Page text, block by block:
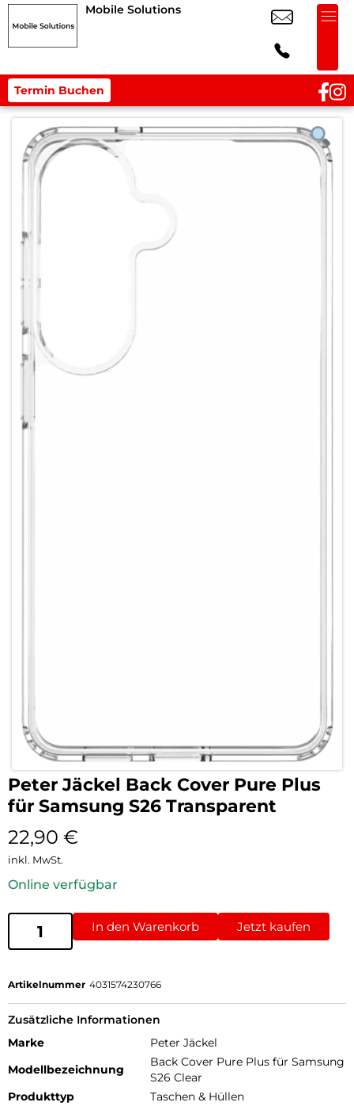
Mobile Solutions
Termin Buchen
Peter Jäckel Back Cover Pure Plus
für Samsung S26 Transparent
22,90 €
inkl. MwSt.
Online verfügbar
In den Warenkorb Jetzt kaufen
Artikelnummer 4031574230766
Zusätzliche Informationen
Marke
Peter Jäckel
Modellbezeichnung
Back Cover Pure Plus für Samsung
S26 Clear
Produkttyp
Taschen & Hüllen